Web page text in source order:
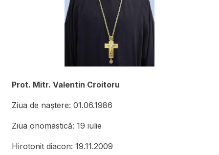
Prot. Mitr. Valentin Croitoru
Ziua de naștere: 01.06.1986
Ziua onomastică: 19 iulie
Hirotonit diacon: 19.11.2009